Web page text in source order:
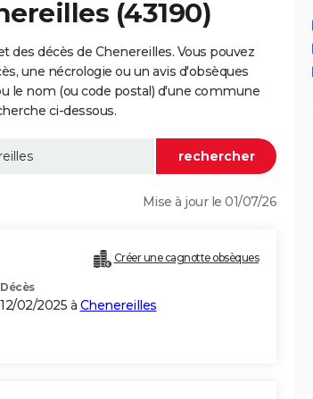
(43190)
décès de Chenereilles. Vous pouvez
une nécrologie ou un avis d'obsèques
le nom (ou code postal) d'une commune
ci-dessous.
Mise à jour le 01/07/26
Créer une cagnotte obsèques
Décès
12/02/2025 à Chenereilles